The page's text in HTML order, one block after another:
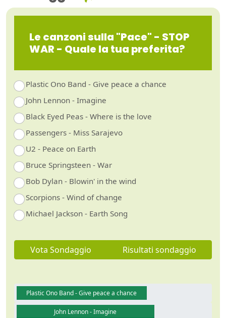
Le canzoni sulla "Pace" - STOP
WAR - Quale la tua preferita?
Plastic Ono Band - Give peace a chance
John Lennon - Imagine
Black Eyed Peas - Where is the love
Passengers - Miss Sarajevo
U2 - Peace on Earth
Bruce Springsteen - War
Bob Dylan - Blowin' in the wind
Scorpions - Wind of change
Michael Jackson - Earth Song
Vota Sondaggio Risultati sondaggio
Plastic Ono Band - Give peace a chance
John Lennon - Imagine